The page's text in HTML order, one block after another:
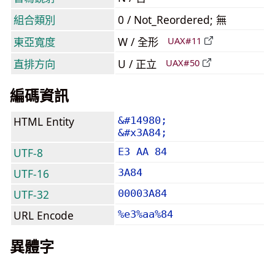
組合類別
0 / Not_Reordered; 無
東亞寬度
W / 全形 UAX#11
直排方向 U / 正立 UAX#50
編碼資訊
HTML Entity
&#14980;
&#x3A84;
UTF-8 E3 AA 84
UTF-16 3A84
UTF-32 00003A84
URL Encode %e3%aa%84
異體字